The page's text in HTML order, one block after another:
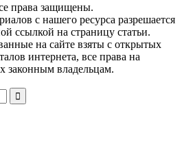
права защищены.
с нашего ресурса разрешается
ссылкой на страницу статьи.
на сайте взяты с открытых
интернета, все права на
законным владельцам.